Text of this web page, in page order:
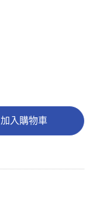
加入購物車